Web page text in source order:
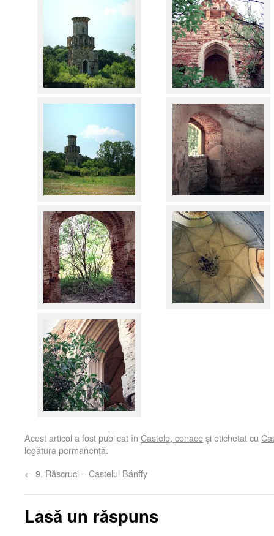
Acest articol a fost publicat în Castele, conaceși etichetat cu
legătura permanentă.
← 9. Răscruci – Castelul Bánffy
Lasă un răspuns